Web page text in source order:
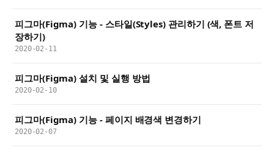
피그마(Figma) 기능 - 스타일(Styles) 관리하기 (색, 폰트 저
장하기)
2020-02-11
피그마(Figma) 설치 및 실행 방법
2020-02-10
피그마(Figma) 기능 - 페이지 배경색 변경하기
2020-02-07